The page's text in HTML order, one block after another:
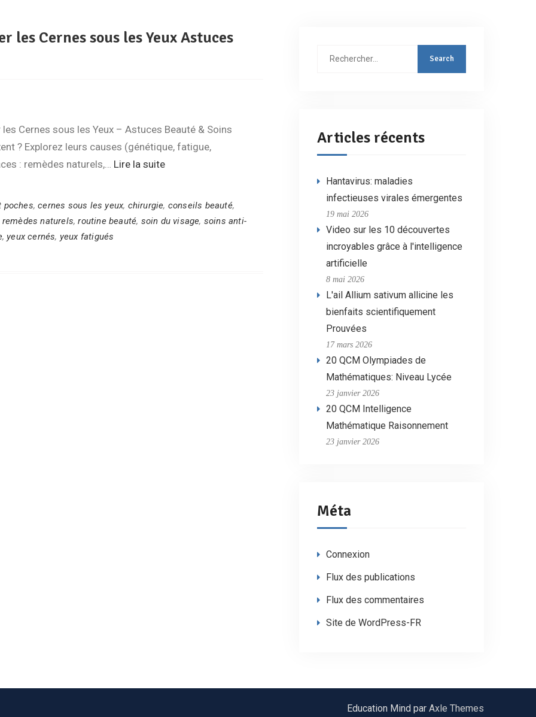
les Cernes sous les Yeux Astuces
Cernes sous les Yeux – Astuces Beauté & Soins
? Explorez leurs causes (génétique, fatigue,
: remèdes naturels,… Lire la suite
poches,cernes sous les yeux, chirurgie, conseils beauté,
remèdes naturels,routine beauté, soin du visage, soins anti-
,yeux cernés, yeux fatigués
Rechercher
Articles récents
Hantavirus: maladies
infectieuses virales émergentes
19 mai 2026
Video sur les 10 découvertes
incroyables grâce à l'intelligence
artificielle
8 mai 2026
L'ail Allium sativum allicine les
bienfaits scientifiquement
Prouvées
17 mars 2026
20 QCM Olympiades de
Mathématiques: Niveau Lycée
23 janvier 2026
20 QCM Intelligence
Mathématique Raisonnement
23 janvier 2026
Méta
Connexion
Flux des publications
Flux des commentaires
Site de WordPress-FR
Education Mind par Axle Themes